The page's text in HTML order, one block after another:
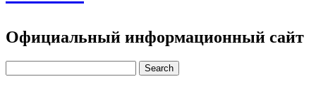
Официальный информационный сайт